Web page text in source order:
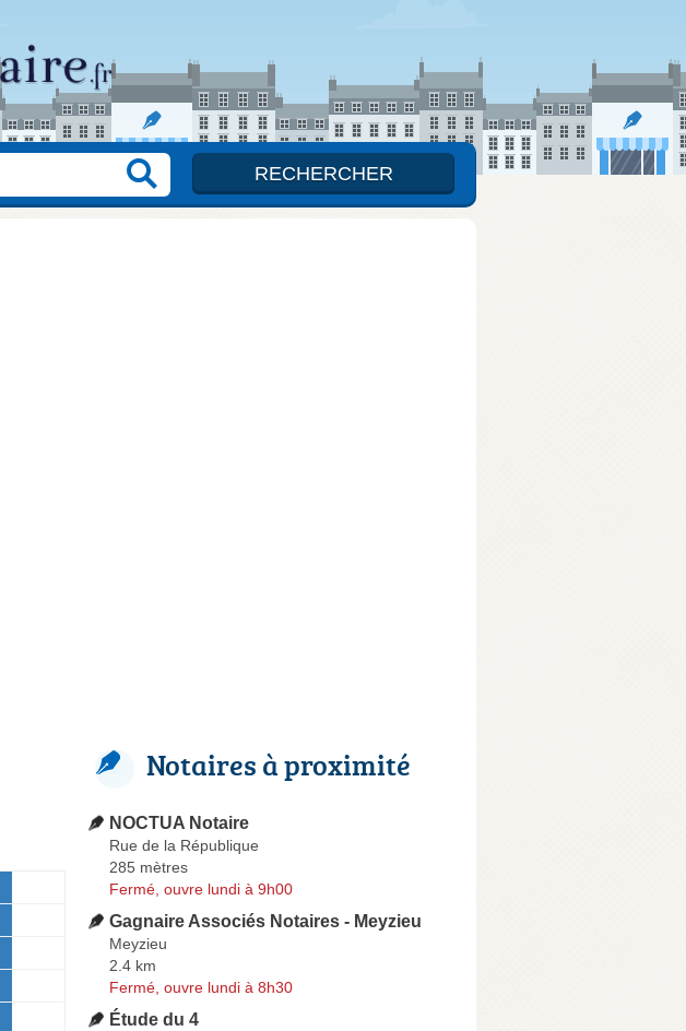
Notaires à proximité
NOCTUA Notaire
Rue de la République
285 mètres
Fermé, ouvre lundi à 9h00
Gagnaire Associés Notaires - Meyzieu
Meyzieu
2.4 km
Fermé, ouvre lundi à 8h30
Étude du 4